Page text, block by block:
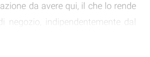
da avere qui, il che lo rende
indipendentemente dal